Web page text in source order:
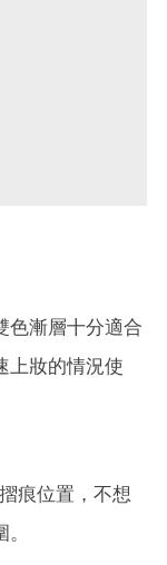
色漸層十分適合
上妝的情況使
痕位置，不想